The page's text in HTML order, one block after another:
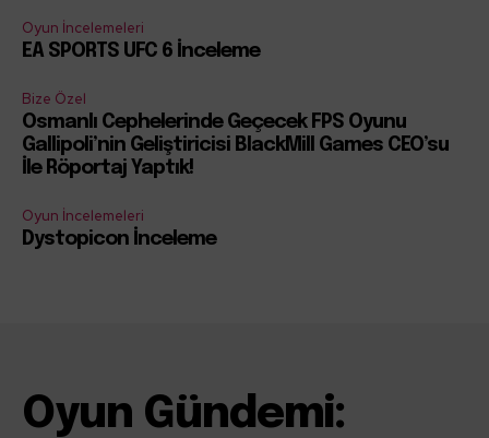
Oyun İncelemeleri
EA SPORTS UFC 6 İnceleme
Bize Özel
Osmanlı Cephelerinde Geçecek FPS Oyunu
Gallipoli’nin Geliştiricisi BlackMill Games CEO’su
İle Röportaj Yaptık!
Oyun İncelemeleri
Dystopicon İnceleme
Oyun Gündemi: